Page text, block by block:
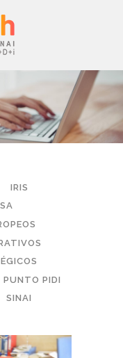
IRIS
PUNTO PIDI
SINAI